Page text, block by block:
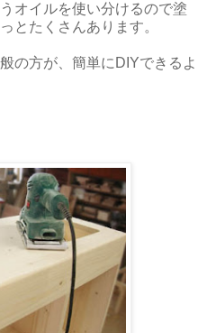
オイルを使い分けるので塗
とたくさんあります。
の方が、簡単にDIYできるよ